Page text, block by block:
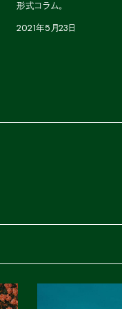
形式コラム。
2021年5月23日